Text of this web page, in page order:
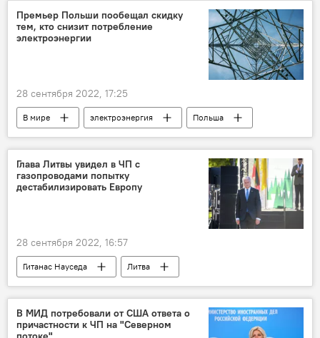
Премьер Польши пообещал скидку
тем, кто снизит потребление
электроэнергии
28 сентября 2022, 17:25
В мире электроэнергия
Польша
экономия
скидки
Глава Литвы увидел в ЧП с
газопроводами попытку
дестабилизировать Европу
28 сентября 2022, 16:57
Гитанас Науседа
Литва
Северный поток
"Северный поток – 2"
Европа
ЧП Энергетика. LIVE
В МИД потребовали от США ответа о
причастности к ЧП на "Северном